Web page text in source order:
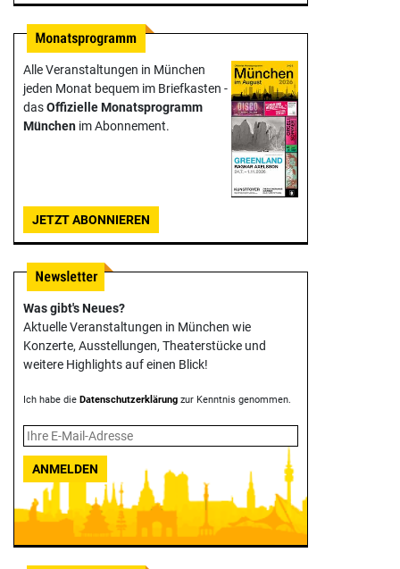
Alle Veranstaltungen in München
jeden Monat bequem im Briefkasten -
dasOffizielle Monats­programm
München im Abonnement.
JETZT ABONNIEREN
Was gibt's Neues?
Aktuelle Veranstaltungen in München wie
Konzerte, Ausstellungen, Theater­stücke und
weitere Highlights auf einen Blick!
Ich habe die Datenschutzerklärung zur Kenntnis genommen.
ANMELDEN